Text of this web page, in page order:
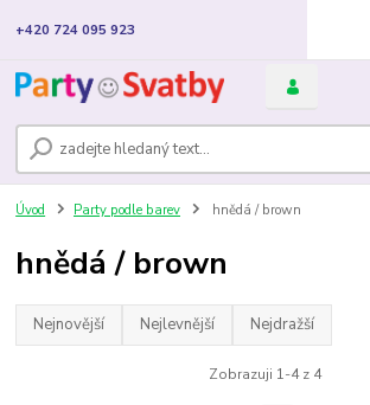
+420 724 095 923
Úvod Party podle barev hnědá / brown
hnědá / brown
Nejnovější Nejlevnější Nejdražší
Zobrazuji 1-4 z 4